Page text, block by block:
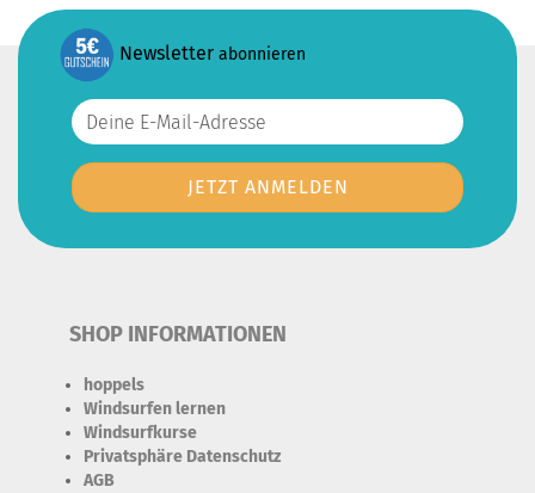
Newsletter abonnieren
SHOP INFORMATIONEN
hoppels
Windsurfen lernen
Windsurfkurse
Privatsphäre Datenschutz
AGB